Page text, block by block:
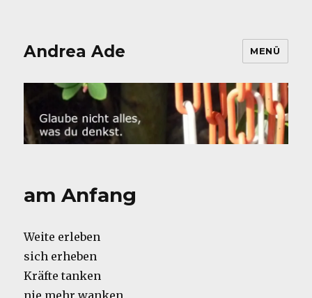
Andrea Ade MENÜ
am Anfang
Weite erleben
sich erheben
Kräfte tanken